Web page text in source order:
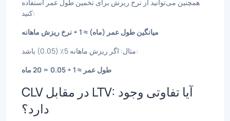
همچنین می‌توانید از نرخ ریزش برای تخمین طول عمر استفاده
کنید:
میانگین طول عمر (ماه) ≈ 1 ÷ نرخ ریزش ماهانه
مثال: اگر ریزش ماهانه 5٪ (0.05) باشد:
طول عمر ≈ 1 ÷ 0.05 = 20 ماه
CLV در مقابل LTV: آیا تفاوتی وجود
دارد؟